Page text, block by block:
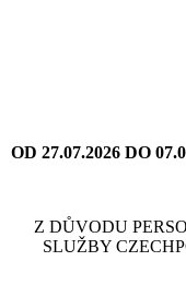
OD 27.07.2026 DO
Z DŮVODU
SLUŽBY